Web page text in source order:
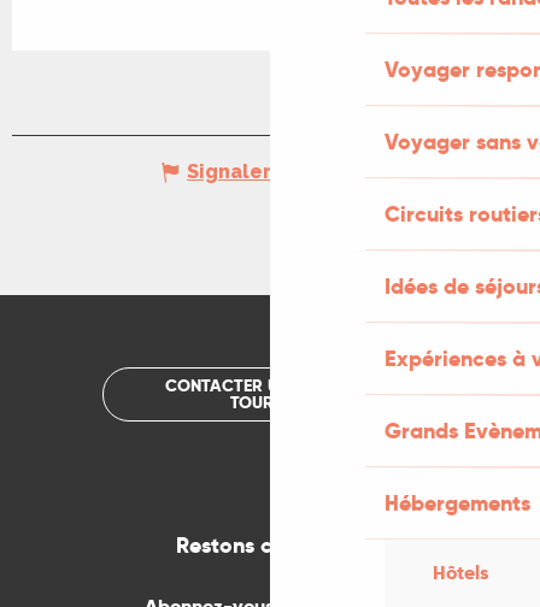
Voyager
Voyager sans
Circuits
Idées de
Expériences à
Grands
Hébergements
Hôtels
Signaler une erreur
CONTACTER UN OFFICE DE
TOURISME
Restons connectés